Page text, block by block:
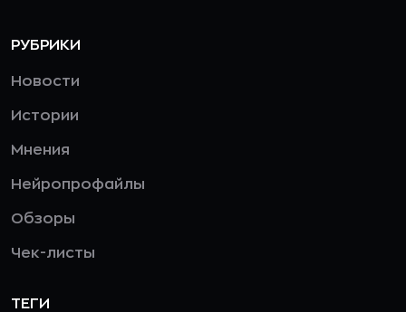
РУБРИКИ
Новости
Истории
Мнения
Нейропрофайлы
Обзоры
Чек-листы
ТЕГИ